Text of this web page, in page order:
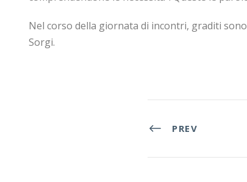
Nel corso della giornata di incontri, graditi
Sorgi.
PREV